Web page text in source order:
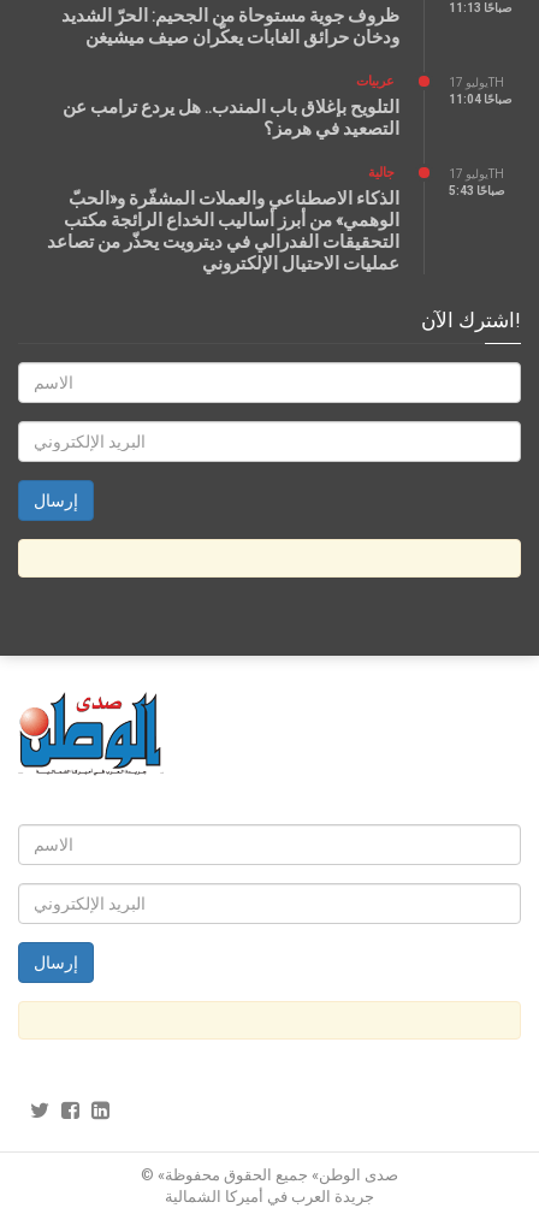
11:13 صباحًا
ظروف جوية مستوحاة من الجحيم: الحرّ الشديد
ودخان حرائق الغابات يعكّران صيف ميشيغن
يوليو 17TH
11:04 صباحًا
عربيات
التلويح بإغلاق باب المندب.. هل يردع ترامب عن
التصعيد في هرمز؟
يوليو 17TH
5:43 صباحًا
جالية
الذكاء الاصطناعي والعملات المشفّرة و«الحبّ
الوهمي» من أبرز أساليب الخداع الرائجة مكتب
التحقيقات الفدرالي في ديترويت يحذّر من تصاعد
عمليات الاحتيال الإلكتروني
اشترك الآن!
© «صدى الوطن» جميع الحقوق محفوظة
جريدة العرب في أميركا الشمالية